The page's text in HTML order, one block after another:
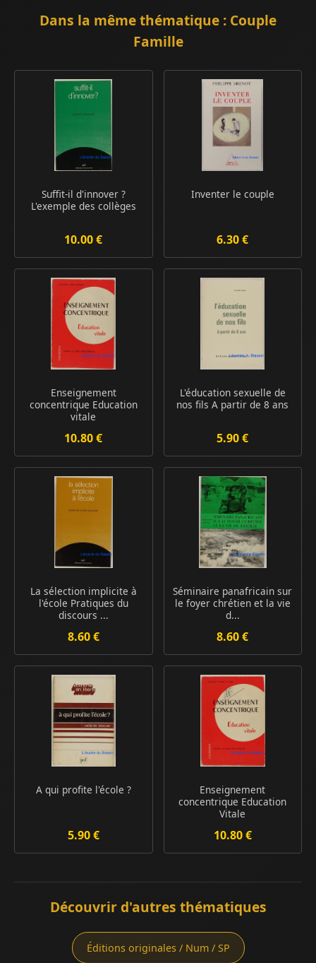
Dans la même thématique : Couple
Famille
Suffit-il d'innover ?
L'exemple des collèges
10.00 €
Inventer le couple
6.30 €
Enseignement
concentrique Education
vitale
10.80 €
L'éducation sexuelle de
nos fils A partir de 8 ans
5.90 €
La sélection implicite à
l'école Pratiques du
discours ...
8.60 €
Séminaire panafricain sur
le foyer chrétien et la vie
d...
8.60 €
A qui profite l'école ?
5.90 €
Enseignement
concentrique Education
Vitale
10.80 €
Découvrir d'autres thématiques
Éditions originales / Num / SP